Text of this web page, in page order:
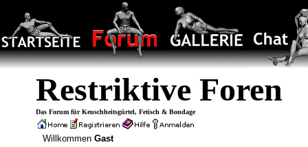
Restriktive Foren
Das Forum für Keuschheitsgürtel, Fetisch & Bondage
Willkommen Gast